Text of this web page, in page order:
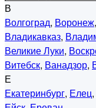
В
Волгоград, Воронеж,
Владикавказ,
Великие Луки,
Витебск, Ванадзор,
Е
Екатеринбург, Елец,